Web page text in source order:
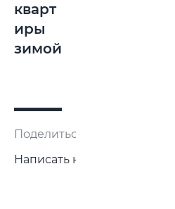
кварт
иры
зимой
Поделиться:
Написать нам